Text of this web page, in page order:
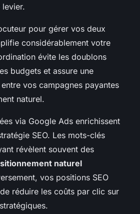
pour gérer vos deux
considérablement votre
évite les doublons
budgets et assure une
vos campagnes payantes
naturel.
via Google Ads enrichissent
SEO. Les mots-clés
révèlent souvent des
naturel
vos positions SEO
réduire les coûts par clic sur